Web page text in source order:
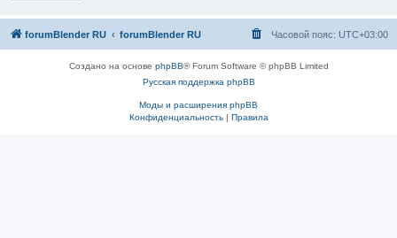
forumBlender RU forumBlender RU Часовой пояс: UTC+03:00
Создано на основе phpBB® Forum Software © phpBB Limited
Русская поддержка phpBB
Моды и расширения phpBB
Конфиденциальность| Правила